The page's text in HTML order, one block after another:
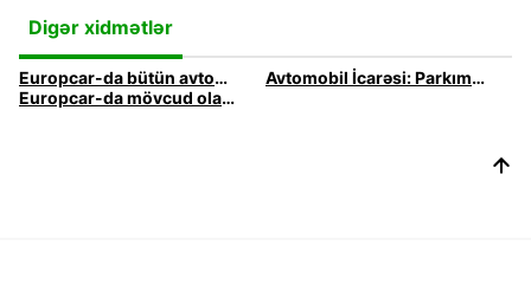
Digər xidmətlər
Europcar-da bütün avtomobil icarəsi xidmətləri və məhsulları kəşf edin
Avtomobil İcarəsi: Parkımızın Təqdimatı
Europcar-da mövcud olan bütün avtomobil icarəsi variantlarını kəşf edin